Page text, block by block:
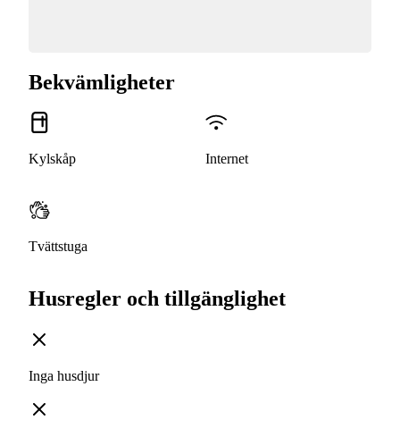
Bekvämligheter
Kylskåp Internet
Tvättstuga
Husregler och tillgänglighet
Inga husdjur